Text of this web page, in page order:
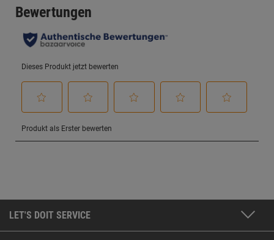
LET'S DOIT SERVICE